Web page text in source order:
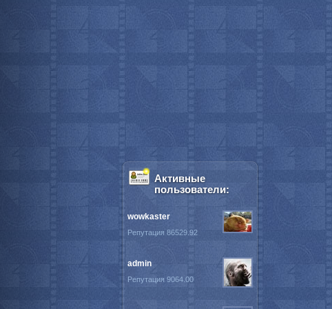
Активные
пользователи:
wowkaster
Репутация 86529.92
admin
Репутация 9064.00